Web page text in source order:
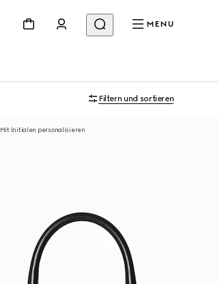
MENU
Filtern und sortieren
Mit Initialen personalisieren